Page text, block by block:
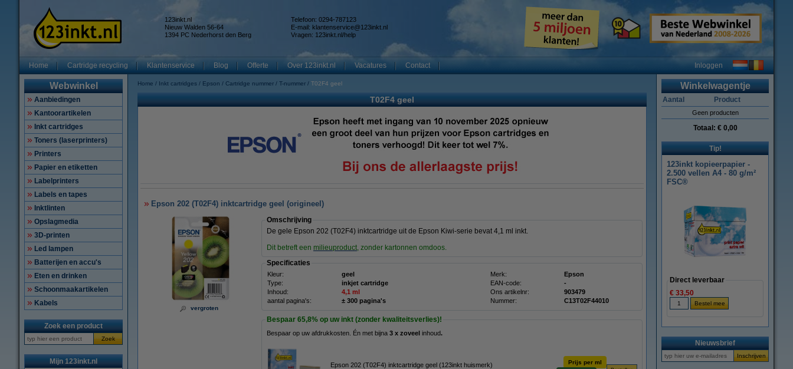
123inkt.nl
Nieuw Walden 56-64
1394 PC Nederhorst den Berg
Telefoon: 0294-787123
E-mail: klantenservice@123inkt.nl
Vragen: 123inkt.nl/help
Home Cartridge recycling Klantenservice Blog Offerte Over 123inkt.nl Vacatures Contact Inloggen
Webwinkel
Aanbiedingen
Kantoorartikelen
Inkt cartridges
Toners (laserprinters)
Printers
Papier en etiketten
Labelprinters
Labels en tapes
Inktlinten
Opslagmedia
3D-printen
Led lampen
Batterijen en accu's
Eten en drinken
Schoonmaakartikelen
Kabels
Zoek een product
Zoek
Mijn 123inkt.nl
Home Inkt cartridges Epson Cartridge nummer T-nummer T02F4 geel
T02F4 geel
Epson 202 (T02F4) inktcartridge geel (origineel)
vergroten
Omschrijving
De gele Epson 202 (T02F4) inktcartridge uit de Epson Kiwi-serie bevat 4,1 ml inkt.
Dit betreft een milieuproduct, zonder kartonnen omdoos.
Specificaties
Kleur: geel Merk:
Epson
Type:
inkjet cartridge EAN-code:
-
Inhoud:
4,1 ml Ons artikelnr:
903479
aantal pagina's:
± 300 pagina's Nummer: C13T02F44010
Bespaar 65,8% op uw inkt (zonder kwaliteitsverlies)!
Bespaar op uw afdrukkosten. Én met bijna 3 x zoveel inhoud.
Epson 202 (T02F4) inktcartridge geel (123inkt huismerk)
Prijs per ml
Winkelwagentje
Aantal Product
Geen producten
Totaal: € 0,00
Tip!
123inkt kopieerpapier -
2.500 vellen A4 - 80 g/m²
FSC®
Direct leverbaar
€ 33,50
Nieuwsbrief